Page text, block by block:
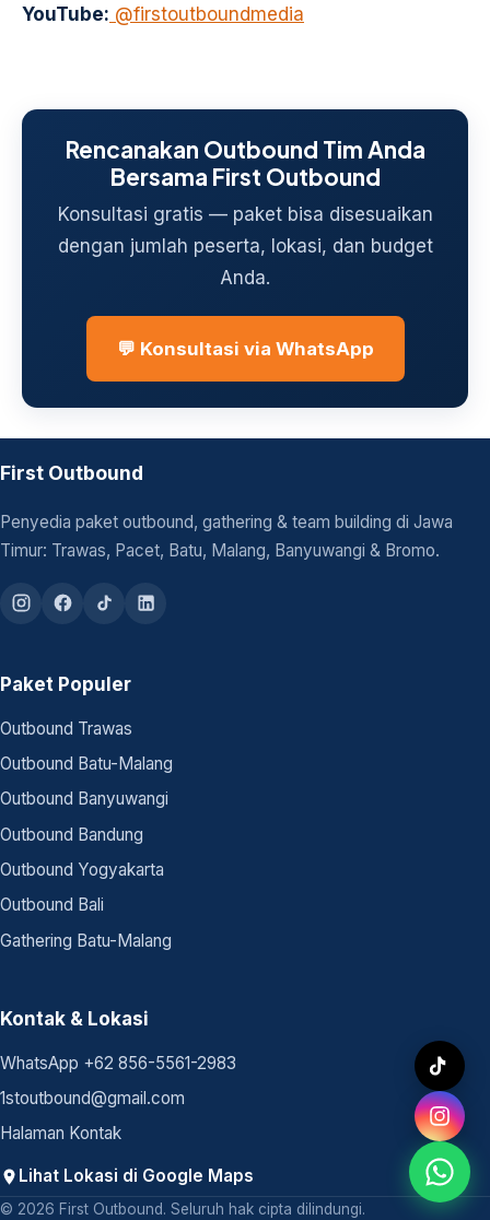
YouTube: @firstoutboundmedia
Rencanakan Outbound Tim Anda
Bersama First Outbound
Konsultasi gratis — paket bisa disesuaikan
dengan jumlah peserta, lokasi, dan budget
Anda.
💬 Konsultasi via WhatsApp
First Outbound
Penyedia paket outbound, gathering & team building di Jawa
Timur: Trawas, Pacet, Batu, Malang, Banyuwangi & Bromo.
Paket Populer
Outbound Trawas
Outbound Batu-Malang
Outbound Banyuwangi
Outbound Bandung
Outbound Yogyakarta
Outbound Bali
Gathering Batu-Malang
Kontak & Lokasi
WhatsApp +62 856-5561-2983
1stoutbound@gmail.com
Halaman Kontak
Lihat Lokasi di Google Maps
© 2026 First Outbound. Seluruh hak cipta dilindungi.